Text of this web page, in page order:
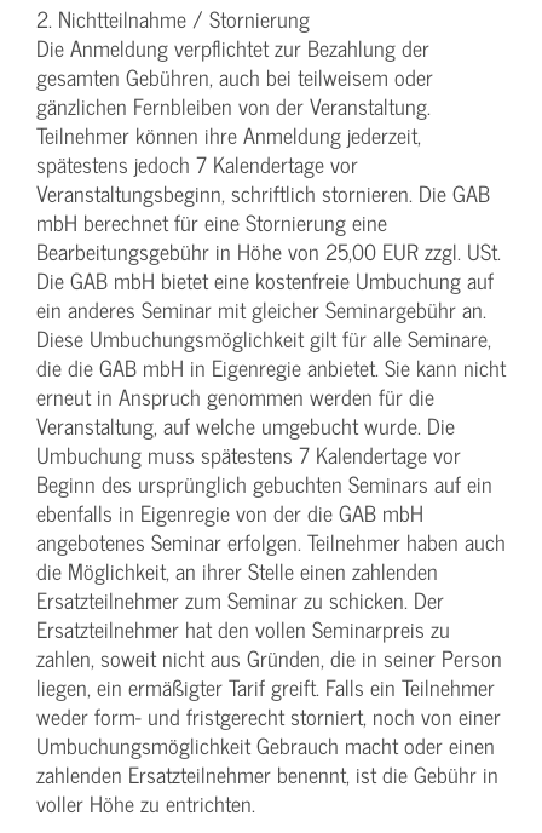
2. Nichtteilnahme / Stornierung
Die Anmeldung verpflichtet zur Bezahlung der
gesamten Gebühren, auch bei teilweisem oder
gänzlichen Fernbleiben von der Veranstaltung.
Teilnehmer können ihre Anmeldung jederzeit,
spätestens jedoch 7 Kalendertage vor
Veranstaltungsbeginn, schriftlich stornieren. Die GAB
mbH berechnet für eine Stornierung eine
Bearbeitungsgebühr in Höhe von 25,00 EUR zzgl. USt.
Die GAB mbH bietet eine kostenfreie Umbuchung auf
ein anderes Seminar mit gleicher Seminargebühr an.
Diese Umbuchungsmöglichkeit gilt für alle Seminare,
die die GAB mbH in Eigenregie anbietet. Sie kann nicht
erneut in Anspruch genommen werden für die
Veranstaltung, auf welche umgebucht wurde. Die
Umbuchung muss spätestens 7 Kalendertage vor
Beginn des ursprünglich gebuchten Seminars auf ein
ebenfalls in Eigenregie von der die GAB mbH
angebotenes Seminar erfolgen. Teilnehmer haben auch
die Möglichkeit, an ihrer Stelle einen zahlenden
Ersatzteilnehmer zum Seminar zu schicken. Der
Ersatzteilnehmer hat den vollen Seminarpreis zu
zahlen, soweit nicht aus Gründen, die in seiner Person
liegen, ein ermäßigter Tarif greift. Falls ein Teilnehmer
weder form- und fristgerecht storniert, noch von einer
Umbuchungsmöglichkeit Gebrauch macht oder einen
zahlenden Ersatzteilnehmer benennt, ist die Gebühr in
voller Höhe zu entrichten.